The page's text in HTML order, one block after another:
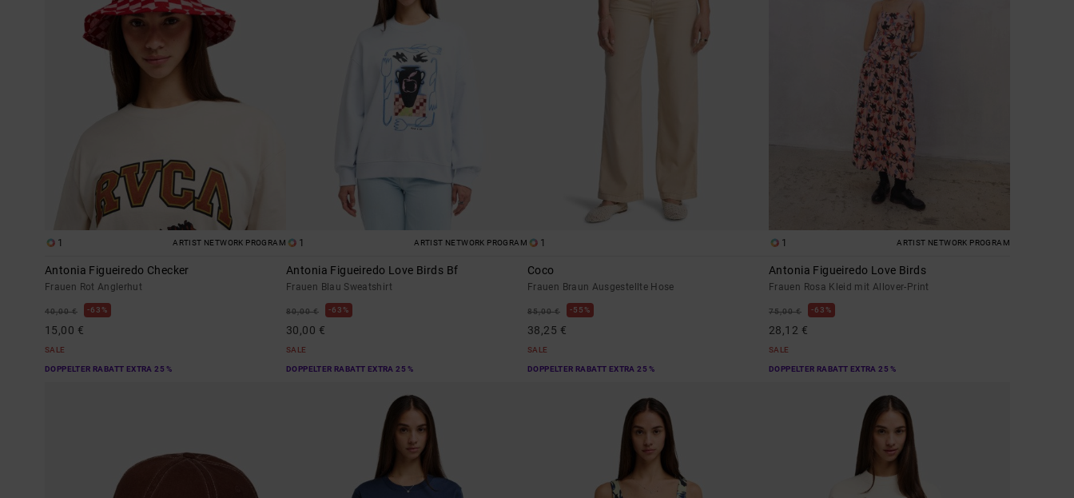
1 ARTIST NETWORK PROGRAM
Antonia Figueiredo Checker
Frauen Rot Anglerhut
40,00 € 63%
15,00 €
SALE
DOPPELTER RABATT EXTRA 25 %
1 ARTIST NETWORK PROGRAM
Antonia Figueiredo Love Birds Bf
Frauen Blau Sweatshirt
80,00 € 63%
30,00 €
SALE
DOPPELTER RABATT EXTRA 25 %
1
Coco
Frauen Braun Ausgestellte Hose
85,00 € 55%
38,25 €
SALE
DOPPELTER RABATT EXTRA 25 %
1 ARTIST NETWORK PROGRAM
Antonia Figueiredo Love Birds
Frauen Rosa Kleid mit Allover-Print
75,00 € 63%
28,12 €
SALE
DOPPELTER RABATT EXTRA 25 %